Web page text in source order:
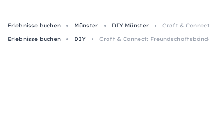
Erlebnisse buchen Münster DIY Münster
Craft & Connect:
Erlebnisse buchen
DIY Craft & Connect: